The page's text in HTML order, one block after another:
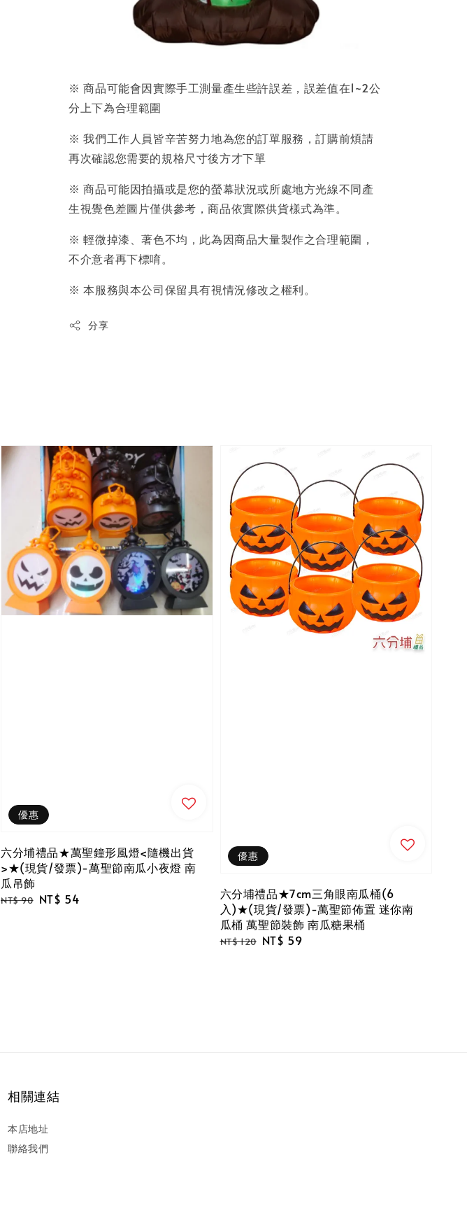
※ 商品可能會因實際手工測量產生些許誤差，誤差值在1~2公
分上下為合理範圍
※ 我們工作人員皆辛苦努力地為您的訂單服務，訂購前煩請
再次確認您需要的規格尺寸後方才下單
※ 商品可能因拍攝或是您的螢幕狀況或所處地方光線不同產
生視覺色差圖片僅供參考，商品依實際供貨樣式為準。
※ 輕微掉漆、著色不均，此為因商品大量製作之合理範圍，
不介意者再下標唷。
※ 本服務與本公司保留具有視情況修改之權利。
分享
優惠
六分埔禮品★萬聖鐘形風燈<隨機出貨
>★(現貨/發票)-萬聖節南瓜小夜燈 南
瓜吊飾
Regular
NT$ 90 Sale
NT$ 54
優惠
六分埔禮品★7cm三角眼南瓜桶(6
入)★(現貨/發票)-萬聖節佈置 迷你南
瓜桶 萬聖節裝飾 南瓜糖果桶
Regular
NT$ 120 Sale
NT$ 59
相關連結
本店地址
聯絡我們